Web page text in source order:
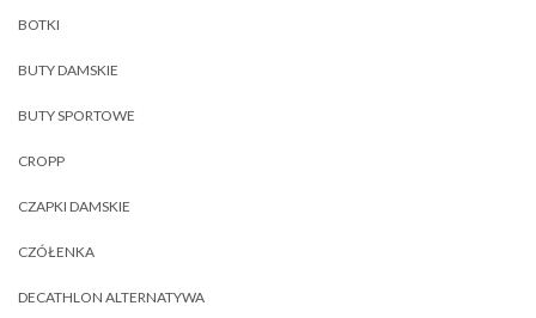
BOTKI
BUTY DAMSKIE
BUTY SPORTOWE
CROPP
CZAPKI DAMSKIE
CZÓŁENKA
DECATHLON ALTERNATYWA